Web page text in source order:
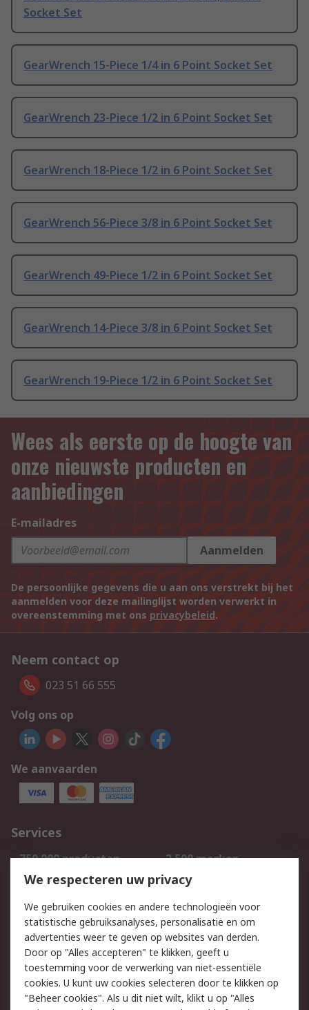
Socket Set
GearWrench 15-Piece 1/4 in 6 Point Socket Set
GearWrench 23-Piece 1/2 in 6 Point Socket Set
GearWrench 18-Piece 1/2 in 6 Point Socket Set
GearWrench 56-Piece 3/8 in 6 Point Socket Set
GearWrench 49-Piece 1/2 in 6 Point Socket Set
GearWrench 14-Piece 3/8 in 6 Point Socket Set
GearWrench 19-Piece 1/2 in 6 Point Socket Set
Wees als eerste op de hoogte van
onze nieuwste producten en
aanbiedingen
E-mailadres
Aanmelden
De persoonlijke gegevens die u aan ons verstrekt bij het
aanmelden voor deze mailinglijst worden verwerkt in
overeenstemming met ons privacybeleid.
Neem contact op
023 51 66 555
Volg ons op
We aanvaarden
Services
750.000 producten
2.500 merken
Bestellen
Inkoopoplossingen
Track & Trace
Wettelijk
Cookiebeleid
Email veiligheid
Privacybeleid
Websitevoorwaarden
We respecteren uw privacy
We gebruiken cookies en andere technologieën voor
statistische gebruiksanalyses, personalisatie en om
advertenties weer te geven op websites van derden.
Door op "Alles accepteren" te klikken, geeft u
toestemming voor de verwerking van niet-essentiële
cookies. U kunt uw cookies selecteren door te klikken op
"Beheer cookies". Als u dit niet wilt, klikt u op "Alles